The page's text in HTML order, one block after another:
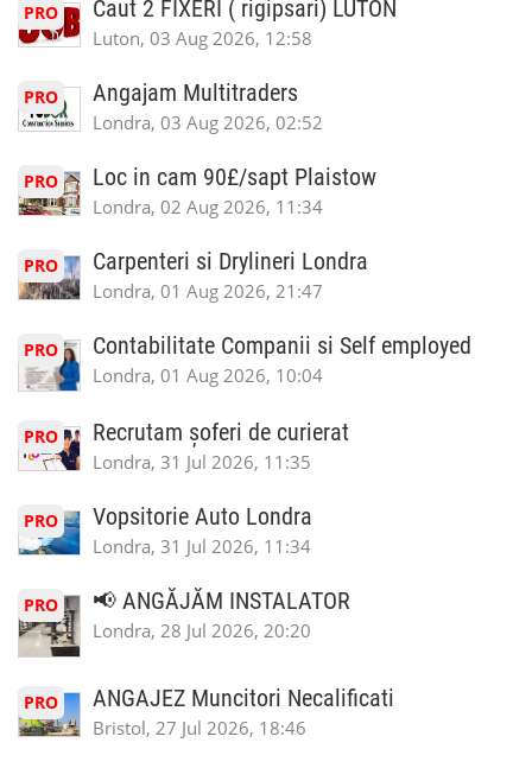
PRO Caut 2 FIXERI ( rigipsari) LUTON
Luton, 03 Aug 2026, 12:58
PRO Angajam Multitraders
Londra, 03 Aug 2026, 02:52
PRO Loc in cam 90£/sapt Plaistow
Londra, 02 Aug 2026, 11:34
PRO Carpenteri si Drylineri Londra
Londra, 01 Aug 2026, 21:47
PRO Contabilitate Companii si Self employed
Londra, 01 Aug 2026, 10:04
PRO Recrutam șoferi de curierat
Londra, 31 Jul 2026, 11:35
PRO Vopsitorie Auto Londra
Londra, 31 Jul 2026, 11:34
PRO 📢 ANGĂJĂM INSTALATOR
Londra, 28 Jul 2026, 20:20
PRO ANGAJEZ Muncitori Necalificati
Bristol, 27 Jul 2026, 18:46